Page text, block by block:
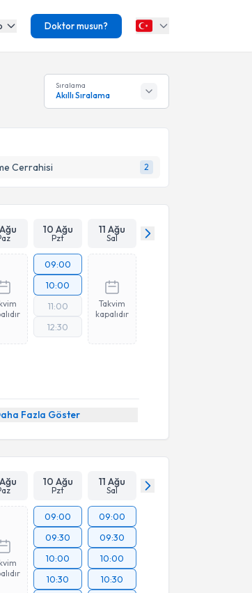
Doktor musun?
Sıralama
Akıllı Sıralama
Cerrahisi 2
10 Ağu
Pzt
11 Ağu
Sal
09:00
10:00
11:00
12:30
Takvim
kapalıdır
Fazla Göster
10 Ağu
Pzt
11 Ağu
Sal
09:00
09:30
10:00
10:30
09:00
09:30
10:00
10:30